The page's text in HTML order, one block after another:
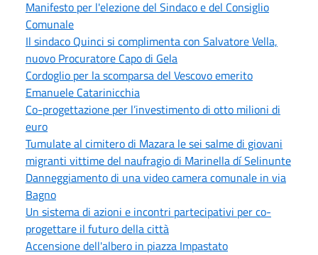
Manifesto per l'elezione del Sindaco e del Consiglio
Comunale
Il sindaco Quinci si complimenta con Salvatore Vella,
nuovo Procuratore Capo di Gela
Cordoglio per la scomparsa del Vescovo emerito
Emanuele Catarinicchia
Co-progettazione per l’investimento di otto milioni di
euro
Tumulate al cimitero di Mazara le sei salme di giovani
migranti vittime del naufragio di Marinella dí Selinunte
Danneggiamento di una video camera comunale in via
Bagno
Un sistema di azioni e incontri partecipativi per co-
progettare il futuro della città
Accensione dell'albero in piazza Impastato